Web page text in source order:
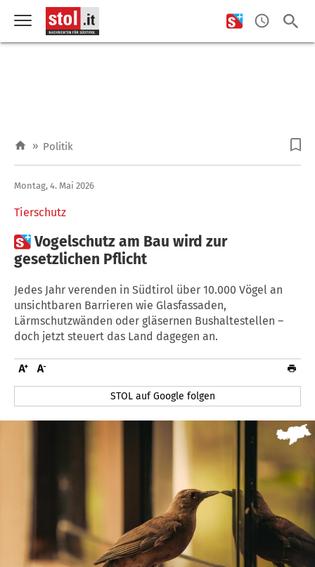
» Politik
Tierschutz
Montag, 4. Mai 2026
Vogelschutz am Bau wird zur
gesetzlichen Pflicht
Jedes Jahr verenden in Südtirol über 10.000 Vögel an
unsichtbaren Barrieren wie Glasfassaden,
Lärmschutzwänden oder gläsernen Bushaltestellen –
doch jetzt steuert das Land dagegen an.
STOL auf Google folgen